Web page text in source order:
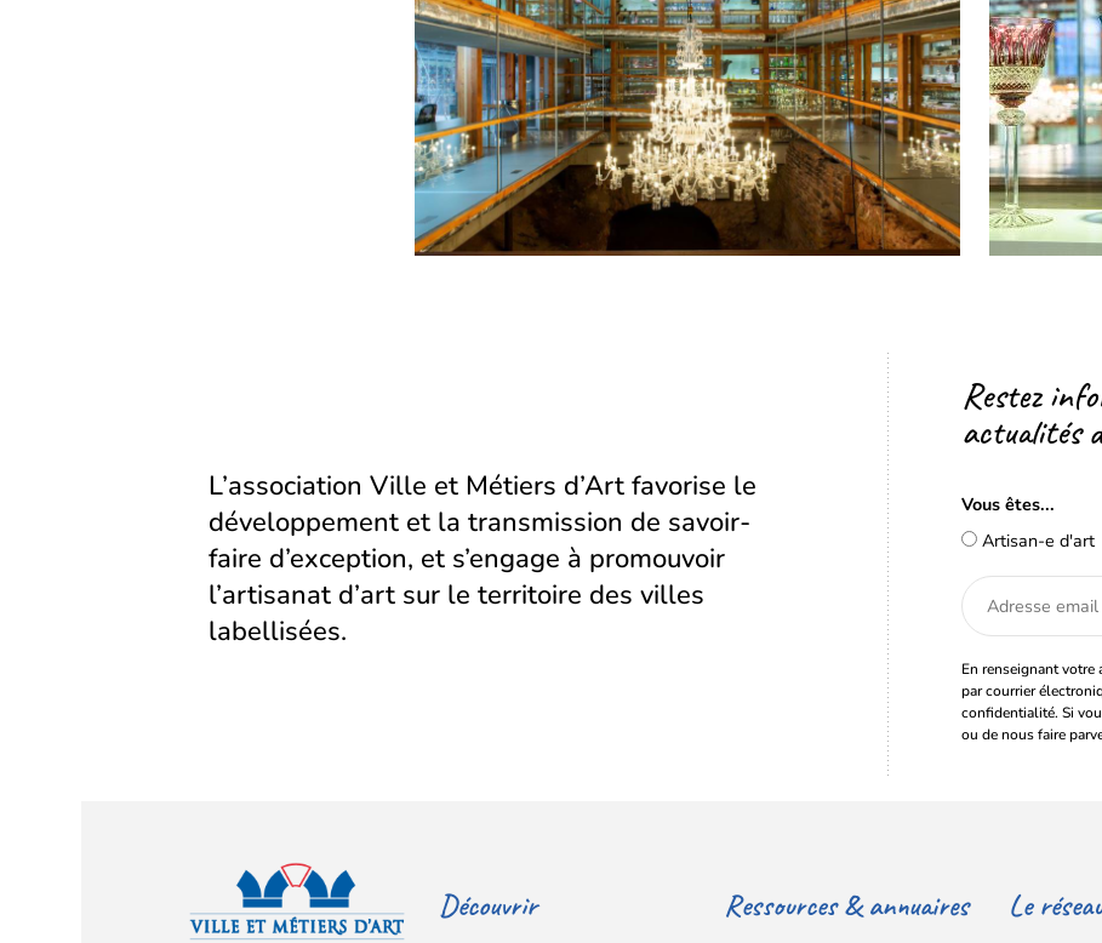
L’association Ville et Métiers d’Art favorise le
développement et la transmission de savoir-
faire d’exception, et s’engage à promouvoir
l’artisanat d’art sur le territoire des villes
labellisées.
Restez
actualités
Vous êtes...
Artisan-e d'art
Adresse
email
En renseignant votre
par courrier
confidentialité. Si
ou de nous faire
Découvrir Ressources & annuaires Le réseau